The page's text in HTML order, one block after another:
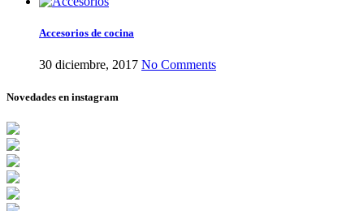
Accesorios de cocina
30 diciembre, 2017 No Comments
Novedades en instagram